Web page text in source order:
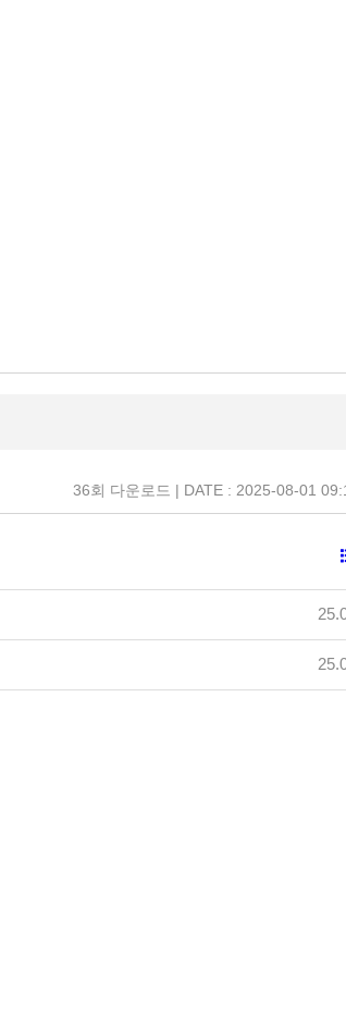
36회 다운로드 | DATE : 2025-08-01